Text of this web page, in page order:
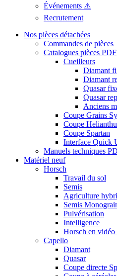
Événements ⚠️
Recrutement
Nos pièces détachées
Commandes de pièces
Catalogues pièces PDF
Cueilleurs
Diamant
Diamant
Quasar
Quasar
Anciens
Coupe Grains
Coupe
Coupe Spartan
Interface Quick
Manuels techniques
Matériel neuf
Horsch
Travail du sol
Semis
Agriculture
Semis
Pulvérisation
Intelligence
Horsch en vidéo
Capello
Diamant
Quasar
Coupe directe